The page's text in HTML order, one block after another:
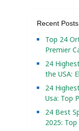
Recent Posts
Top 24
Premier
24
the USA:
24
Usa: Top
24 Best
2025: Top